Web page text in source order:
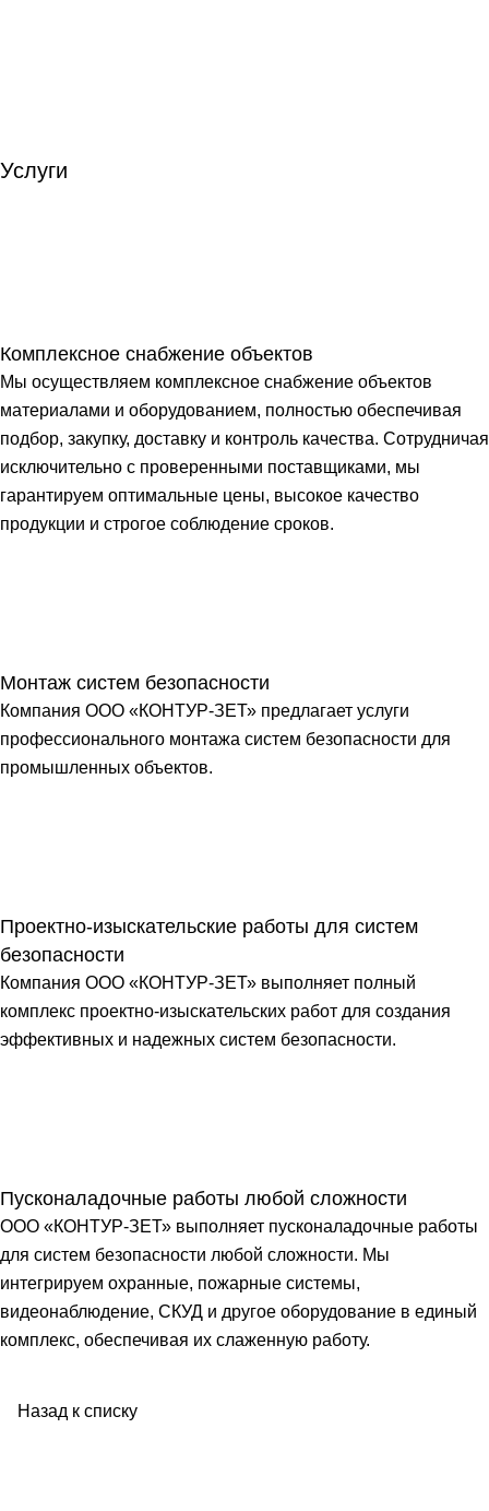
Услуги
Комплексное снабжение объектов
Мы осуществляем комплексное снабжение объектов
материалами и оборудованием, полностью обеспечивая
подбор, закупку, доставку и контроль качества. Сотрудничая
исключительно с проверенными поставщиками, мы
гарантируем оптимальные цены, высокое качество
продукции и строгое соблюдение сроков.
Монтаж систем безопасности
Компания ООО «КОНТУР-ЗЕТ» предлагает услуги
профессионального монтажа систем безопасности для
промышленных объектов.
Проектно-изыскательские работы для систем
безопасности
Компания ООО «КОНТУР-ЗЕТ» выполняет полный
комплекс проектно-изыскательских работ для создания
эффективных и надежных систем безопасности.
Пусконаладочные работы любой сложности
ООО «КОНТУР-ЗЕТ» выполняет пусконаладочные работы
для систем безопасности любой сложности. Мы
интегрируем охранные, пожарные системы,
видеонаблюдение, СКУД и другое оборудование в единый
комплекс, обеспечивая их слаженную работу.
Назад к списку